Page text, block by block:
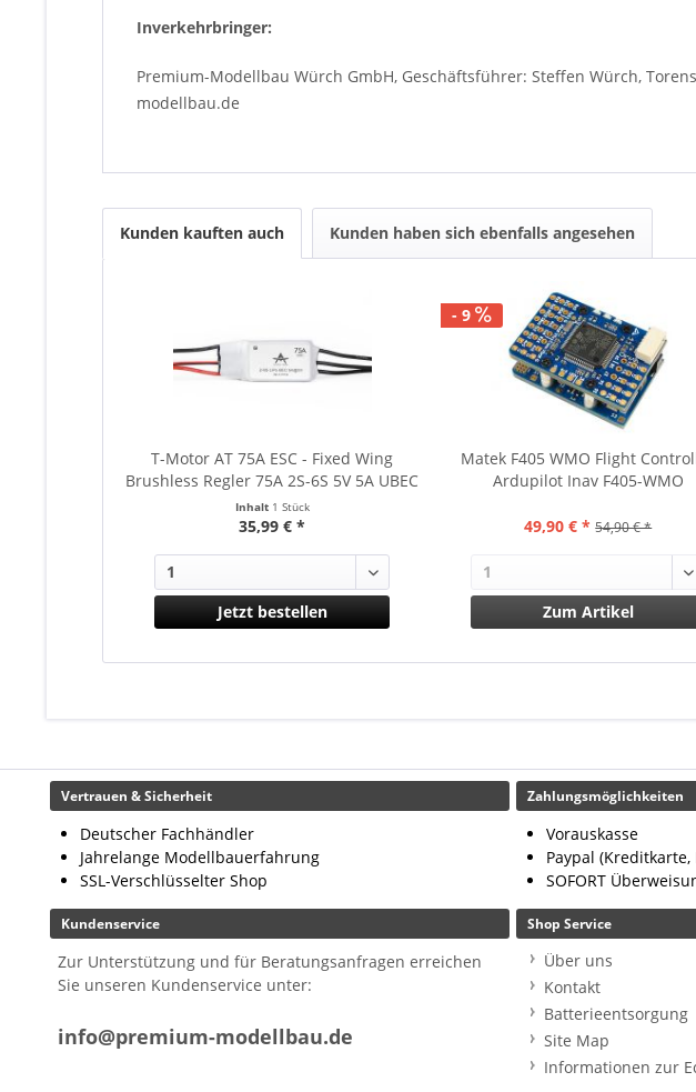
Inverkehrbringer:
Premium-Modellbau Würch GmbH, Geschäftsführer: Steffen Würch,
modellbau.de
Kunden kauften auch Kunden haben sich ebenfalls angesehen
T-Motor AT 75A ESC - Fixed Wing
Brushless Regler 75A 2S-6S 5V 5A UBEC
Inhalt 1 Stück
35,99 € *
Jetzt bestellen
- 9
Matek F405 WMO Flight
Ardupilot Inav F405-WMO
49,90 € * 54,90 € *
Zum Artikel
Vertrauen & Sicherheit
Deutscher Fachhändler
Jahrelange Modellbauerfahrung
SSL-Verschlüsselter Shop
Zahlungsmöglichkeiten
Vorauskasse
Paypal
SOFORT
Kundenservice
Zur Unterstützung und für Beratungsanfragen erreichen
Sie unseren Kundenservice unter:
info@premium-modellbau.de
Shop Service
Über uns
Kontakt
Batterieentsorgung
Site Map
Informationen zur